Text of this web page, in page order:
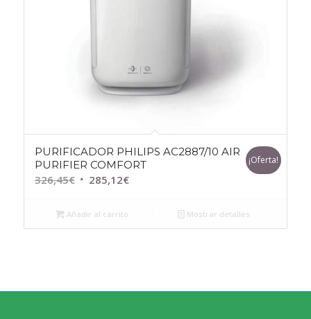
PURIFICADOR PHILIPS AC2887/10 AIR
PURIFIER COMFORT
326,45€ El
original
era:
285,12€El
es:
¡Oferta!
Añadir al carrito Mostrar detalles